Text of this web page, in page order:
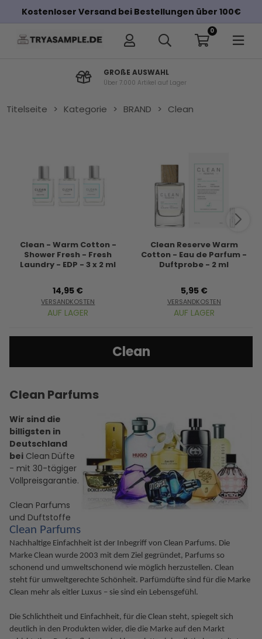
Kostenloser Versand bei Bestellungen über 100€
0
Sicherer E-Commerce
Mit EHI-Siegel Zertifiziert
Titelseite > Kategorie > BRAND > Clean
Clean - Warm Cotton -
Shower Fresh - Fresh
Laundry - EDP - 3 x 2 ml
14,95 €
VERSANDKOSTEN
AUF LAGER
Clean Reserve Warm
Cotton - Eau de Parfum -
Duftprobe - 2 ml
5,95 €
VERSANDKOSTEN
AUF LAGER
Clean
Clean Parfums
Wir sind die
billigsten in
Deutschland
bei Clean Düfte
- mit 30-tägiger
Vollpreisgarantie.
Clean Parfums
und Duftstoffe
Clean Parfums
Nachhaltige Einfachheit ist der Inbegriff von Clean Parfums. Die
Marke Clean wurde 2003 mit dem Ziel gegründet, Parfums so
schonend und umweltschonend wie möglich herzustellen. Clean
steht für umweltgerechte Schönheit. Parfümdüfte sind für die Marke
Clean mehr als eitler Luxus – sie sind ein Lebensgefühl.
Die Schlichtheit und Einfachheit, für die Clean steht, spiegelt sich
deutlich in den Produkten wider, die die Marke auf den Markt